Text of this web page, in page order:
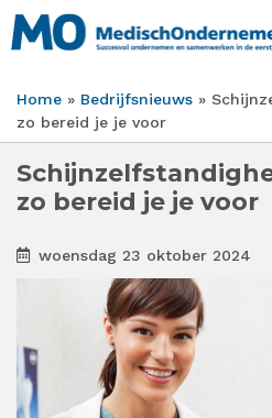
Overslaan
en
inhoud
gaan
Kruimelpad
Home Bedrijfsnieuws
zo bereid je je voor
zo bereid je je voor
woensdag 23 oktober 2024